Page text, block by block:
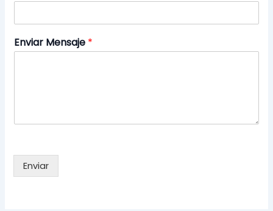
Enviar Mensaje *
Enviar